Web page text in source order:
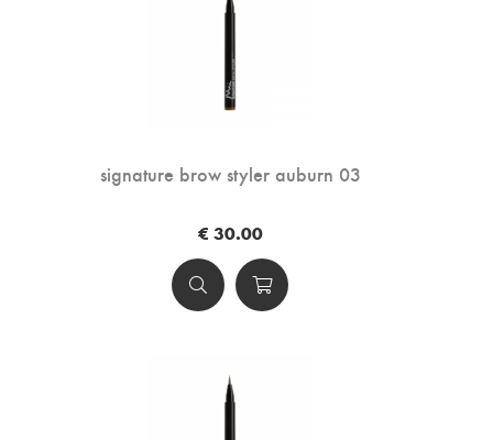
signature brow styler auburn 03
€ 30.00